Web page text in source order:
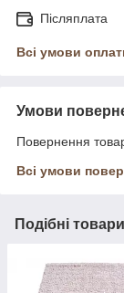
Післяплата
Всі умови
Умови
Повернення
Всі умови
Подібні